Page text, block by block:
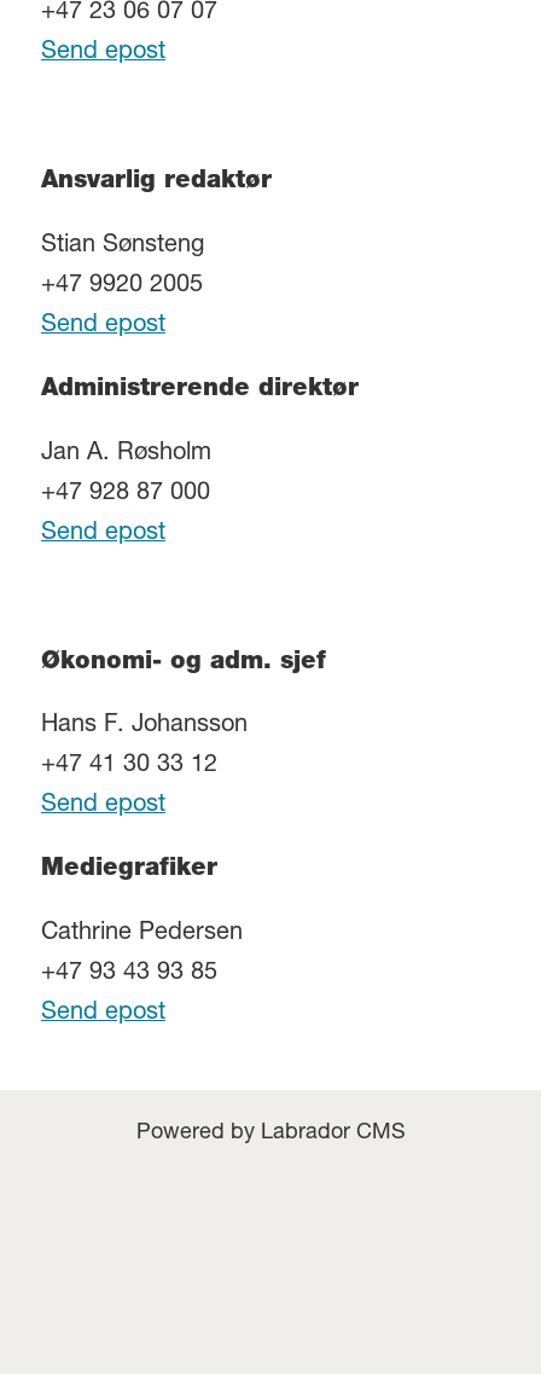
+47 23 06 07 07
Send epost
Ansvarlig redaktør
Stian Sønsteng
+47 9920 2005
Send epost
Administrerende direktør
Jan A. Røsholm
+47 928 87 000
Send epost
Økonomi- og adm. sjef
Hans F. Johansson
+47 41 30 33 12
Send epost
Mediegrafiker
Cathrine Pedersen
+47 93 43 93 85
Send epost
Powered by Labrador CMS